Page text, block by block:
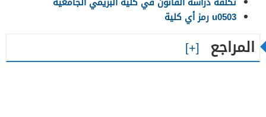
u0503 رمز أي كلية
المراجع